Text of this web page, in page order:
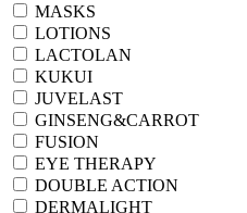
MASKS
LOTIONS
LACTOLAN
KUKUI
JUVELAST
GINSENG&CARROT
FUSION
EYE THERAPY
DOUBLE ACTION
DERMALIGHT